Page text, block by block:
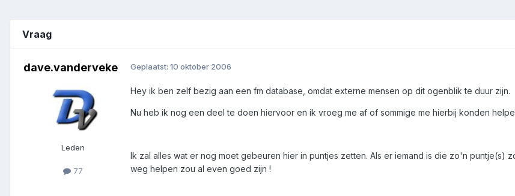
Vraag
dave.vanderveke
Leden
77
Geplaatst: 10 oktober 2006
Hey ik ben zelf bezig aan een fm database, omdat externe mensen op dit ogenblik te duur zijn.
Nu heb ik nog een deel te doen hiervoor en ik vroeg me af of sommige me hierbij konden
Ik zal alles wat er nog moet gebeuren hier in puntjes zetten. Als er iemand is die zo'n puntje(s)
weg helpen zou al even goed zijn !